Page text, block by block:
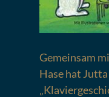
Gemeinsam
Hase hat